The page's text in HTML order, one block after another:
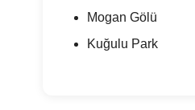
Mogan Gölü
Kuğulu Park